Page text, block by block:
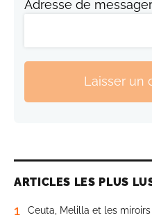
Adresse de
Laisser un
ARTICLES LES PLUS
1 Ceuta, Melilla et les